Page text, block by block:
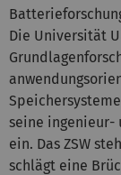
Die Universität
seine ingenieur-
ein. Das ZSW
schlägt eine